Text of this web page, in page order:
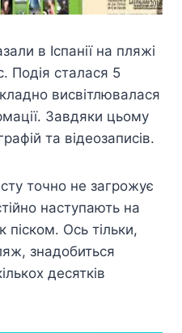
в Іспанії на пляжі
Подія сталася 5
висвітлювалася
Завдяки цьому
та відеозаписів.
точно не загрожує
наступають на
піском. Ось тільки,
знадобиться
десятків